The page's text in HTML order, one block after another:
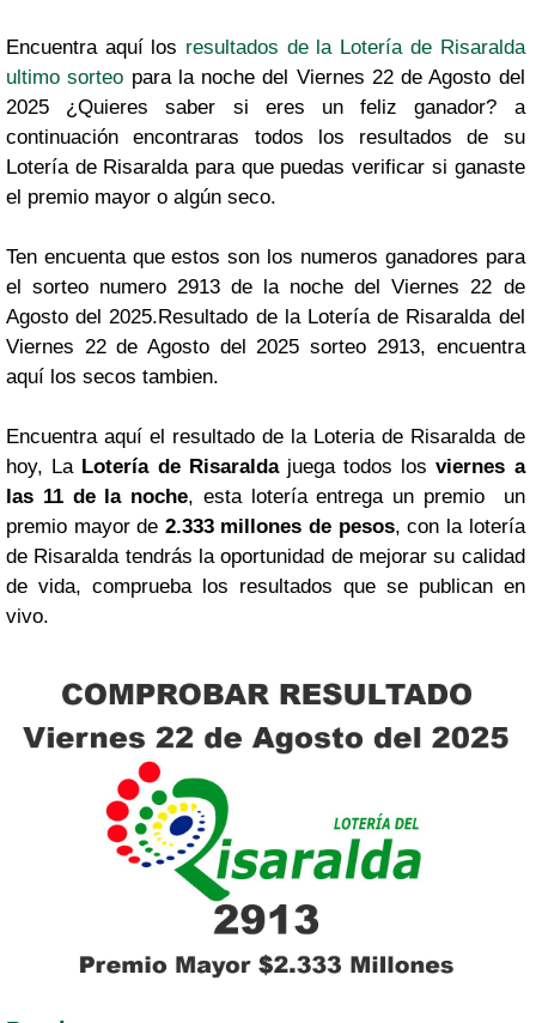
Encuentra aquí los resultados de la Lotería de Risaralda
ultimo sorteo para la noche del Viernes 22 de Agosto del
2025 ¿Quieres saber si eres un feliz ganador? a
continuación encontraras todos los resultados de su
Lotería de Risaralda para que puedas verificar si ganaste
el premio mayor o algún seco.
Ten encuenta que estos son los numeros ganadores para
el sorteo numero 2913 de la noche del Viernes 22 de
Agosto del 2025.Resultado de la Lotería de Risaralda del
Viernes 22 de Agosto del 2025 sorteo 2913, encuentra
aquí los secos tambien.
Encuentra aquí el resultado de la Loteria de Risaralda de
hoy, La Lotería de Risaraldajuega todos losviernes a
las 11 de la noche, esta lotería entrega un premio un
premio mayor de 2.333 millones de pesos, con la lotería
de Risaralda tendrás la oportunidad de mejorar su calidad
de vida, comprueba los resultados que se publican en
vivo.